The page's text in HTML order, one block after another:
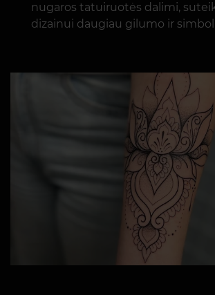
nugaros tatuiruotės dalimi,
dizainui daugiau gilumo ir